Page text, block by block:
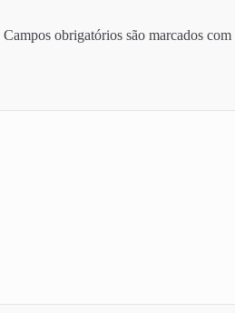
Campos obrigatórios são marcados com